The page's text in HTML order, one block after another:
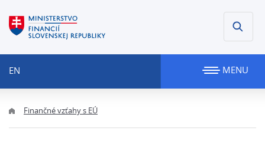
EN MENU
Finančné vzťahy s EÚ